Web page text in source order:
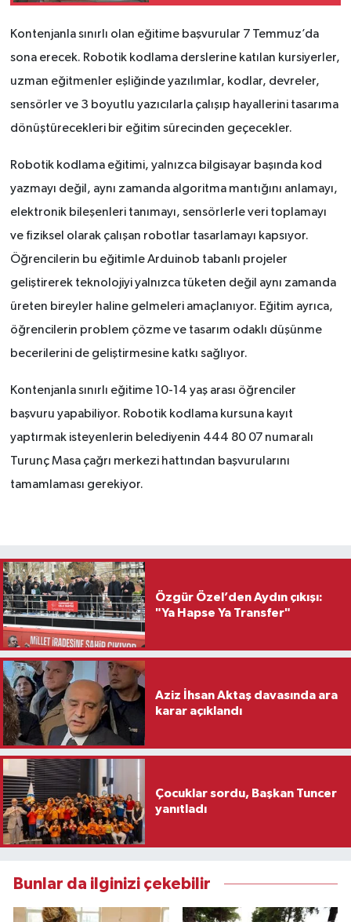
Kontenjanla sınırlı olan eğitime başvurular 7 Temmuz’da
sona erecek. Robotik kodlama derslerine katılan kursiyerler,
uzman eğitmenler eşliğinde yazılımlar, kodlar, devreler,
sensörler ve 3 boyutlu yazıcılarla çalışıp hayallerini tasarıma
dönüştürecekleri bir eğitim sürecinden geçecekler.
Robotik kodlama eğitimi, yalnızca bilgisayar başında kod
yazmayı değil, aynı zamanda algoritma mantığını anlamayı,
elektronik bileşenleri tanımayı, sensörlerle veri toplamayı
ve fiziksel olarak çalışan robotlar tasarlamayı kapsıyor.
Öğrencilerin bu eğitimle Arduinob tabanlı projeler
geliştirerek teknolojiyi yalnızca tüketen değil aynı zamanda
üreten bireyler haline gelmeleri amaçlanıyor. Eğitim ayrıca,
öğrencilerin problem çözme ve tasarım odaklı düşünme
becerilerini de geliştirmesine katkı sağlıyor.
Kontenjanla sınırlı eğitime 10-14 yaş arası öğrenciler
başvuru yapabiliyor. Robotik kodlama kursuna kayıt
yaptırmak isteyenlerin belediyenin 444 80 07 numaralı
Turunç Masa çağrı merkezi hattından başvurularını
tamamlaması gerekiyor.
Özgür Özel’den Aydın çıkışı:
"Ya Hapse Ya Transfer"
Aziz İhsan Aktaş davasında ara
karar açıklandı
Çocuklar sordu, Başkan Tuncer
yanıtladı
Bunlar da ilginizi çekebilir